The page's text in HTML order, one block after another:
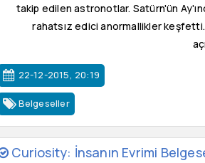
takip edilen astronotlar. Satürn'ün
rahatsız edici anormallikler keşfetti.
22-12-2015, 20:19
Belgeseller
Curiosity: İnsanın Evrimi